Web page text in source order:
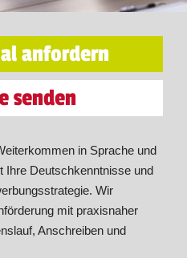
anfordern
senden
in Sprache und
Ihre Deutschkenntnisse und
Wir
mit praxisnaher
Anschreiben und